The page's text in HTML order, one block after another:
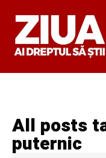
All posts
puternic